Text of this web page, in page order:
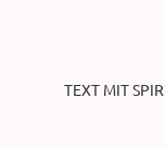
TEXT MIT